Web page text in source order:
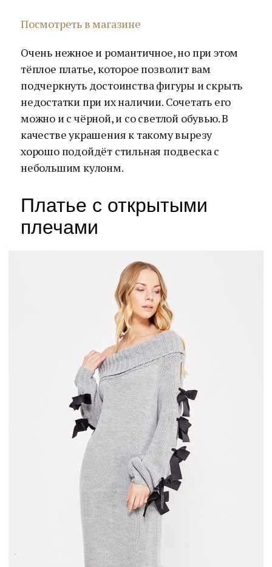
Посмотреть в магазине
Очень нежное и романтичное, но при этом
тёплое платье, которое позволит вам
подчеркнуть достоинства фигуры и скрыть
недостатки при их наличии. Сочетать его
можно и с чёрной, и со светлой обувью. В
качестве украшения к такому вырезу
хорошо подойдёт стильная подвеска с
небольшим кулонм.
Платье с открытыми
плечами